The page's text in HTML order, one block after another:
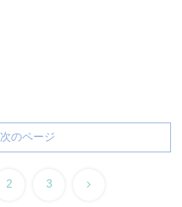
次のページ
2 3 次